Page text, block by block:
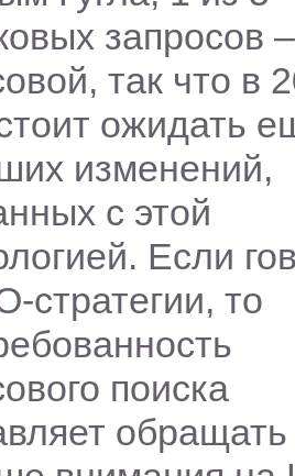
запросов –
так что в
ожидать
изменений,
с этой
Если
стратегии, то
поиска
обращать